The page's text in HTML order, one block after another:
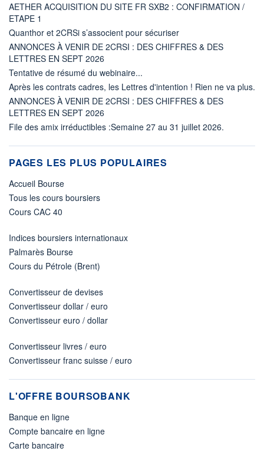
AETHER ACQUISITION DU SITE FR SXB2 : CONFIRMATION /
ETAPE 1
Quanthor et 2CRSi s’associent pour sécuriser
ANNONCES À VENIR DE 2CRSI : DES CHIFFRES & DES
LETTRES EN SEPT 2026
Tentative de résumé du webinaire...
Après les contrats cadres, les Lettres d'intention ! Rien ne va plus.
ANNONCES À VENIR DE 2CRSI : DES CHIFFRES & DES
LETTRES EN SEPT 2026
File des amix irréductibles :Semaine 27 au 31 juillet 2026.
PAGES LES PLUS POPULAIRES
Accueil Bourse
Tous les cours boursiers
Cours CAC 40
Indices boursiers internationaux
Palmarès Bourse
Cours du Pétrole (Brent)
Convertisseur de devises
Convertisseur dollar / euro
Convertisseur euro / dollar
Convertisseur livres / euro
Convertisseur franc suisse / euro
L'OFFRE BOURSOBANK
Banque en ligne
Compte bancaire en ligne
Carte bancaire